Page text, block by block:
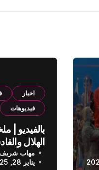
اخبار
فيديوهات
بالفيديو |
الدوري
مهاب شريف
يناير 28, 2025